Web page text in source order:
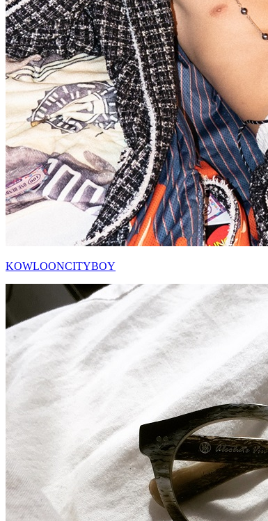
KOWLOONCITYBOY